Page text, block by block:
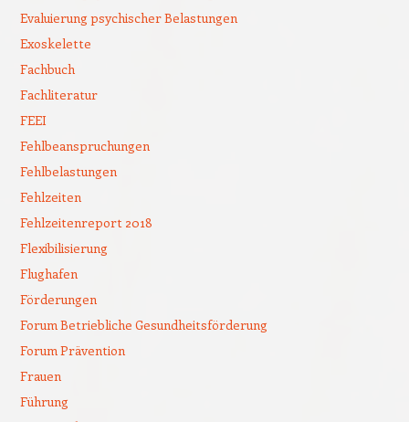
Evaluierung psychischer Belastungen
Exoskelette
Fachbuch
Fachliteratur
FEEI
Fehlbeanspruchungen
Fehlbelastungen
Fehlzeiten
Fehlzeitenreport 2018
Flexibilisierung
Flughafen
Förderungen
Forum Betriebliche Gesundheitsförderung
Forum Prävention
Frauen
Führung